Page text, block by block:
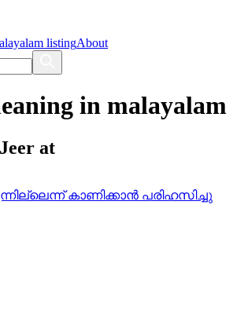
listingAbout
in malayalam
Jeer at
കാണിക്കാന്‍ പരിഹസിച്ചു